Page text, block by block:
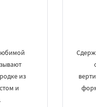
из
и